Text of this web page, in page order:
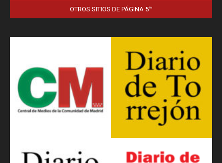
OTROS SITIOS DE PÁGINA 5™